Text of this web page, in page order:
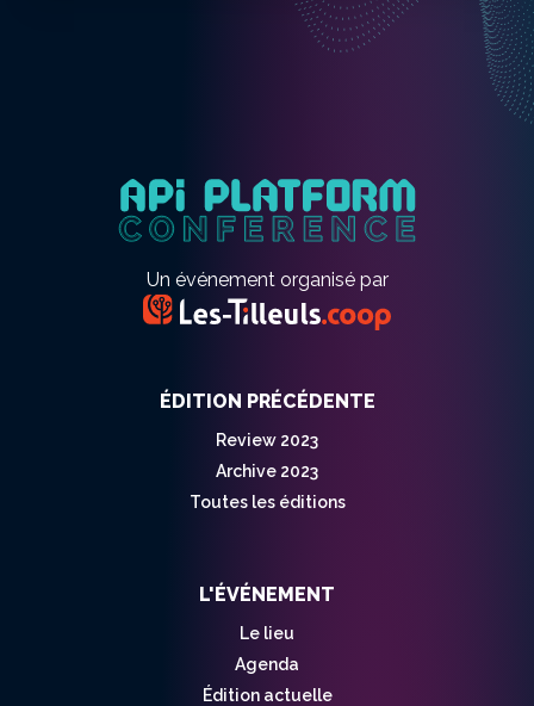
Un événement organisé par
ÉDITION PRÉCÉDENTE
Review 2023
Archive 2023
Toutes les éditions
L'ÉVÉNEMENT
Le lieu
Agenda
Édition actuelle